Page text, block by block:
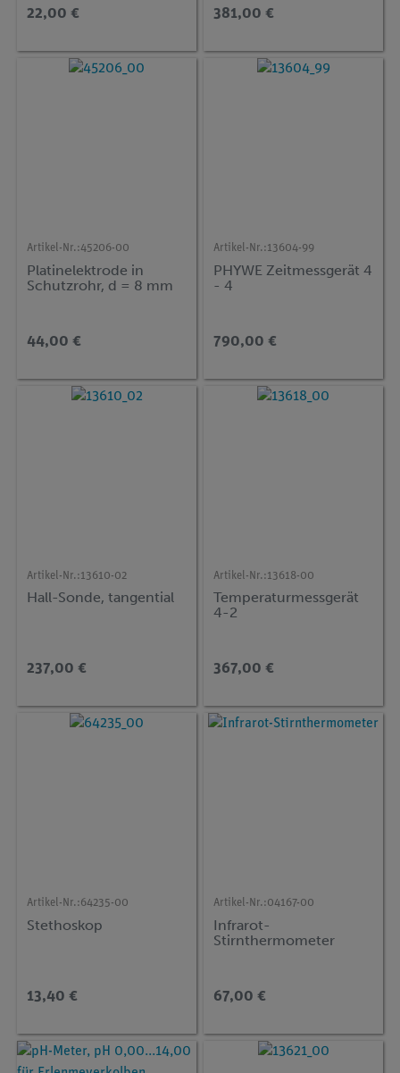
22,00 €
∞ ° (Bluetooth + USB)
381,00 €
Artikel-Nr.:45206-00
Platinelektrode in
Schutzrohr, d = 8 mm
44,00 €
Artikel-Nr.:13604-99
PHYWE Zeitmessgerät 4
- 4
790,00 €
Artikel-Nr.:13610-02
Hall-Sonde, tangential
237,00 €
Artikel-Nr.:13618-00
Temperaturmessgerät
4-2
367,00 €
Artikel-Nr.:64235-00
Stethoskop
13,40 €
Artikel-Nr.:04167-00
Infrarot-
Stirnthermometer
67,00 €